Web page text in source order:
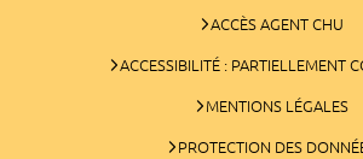
ACCÈS AGENT CHU
ACCESSIBILITÉ : PARTIELLEMENT
MENTIONS LÉGALES
PROTECTION DES